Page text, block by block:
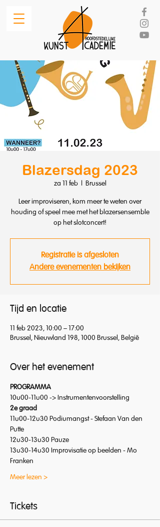
Blazersdag 2023
za 11 feb
  |
Brussel
Leer improviseren, kom meer te weten over
houding of speel mee met het blazersensemble
op het slotconcert!
Registratie is afgesloten
Andere evenementen bekijken
Tijd en locatie
11 feb 2023, 10:00 – 17:00
Brussel, Nieuwland 198, 1000 Brussel, België
Over het evenement
PROGRAMMA
10u00-11u00 -> Instrumentenvoorstelling
2e graad
11u00-12u30 Podiumangst - Stefaan Van den
Putte
12u30-13u30 Pauze
13u30-14u30 Improvisatie op beelden - Mo
Franken
Meer lezen >
Tickets